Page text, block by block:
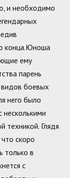
и необходимо
конца.Юноша
ему
парень
видов боевых
него было
несколькими
техникой. Глядя
скоро
только в
с